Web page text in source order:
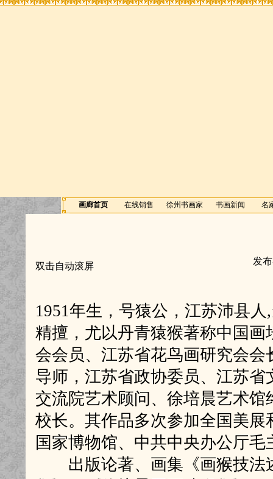
画廊首页 在线销售 徐州书画家 书画新闻 名
双击自动滚屏 发
1951年生，号猿公，江苏沛县
精擅，尤以丹青猿猴著称中国
会会员、江苏省花鸟画研究会
导师，江苏省政协委员、江苏
交流院艺术顾问、徐培晨艺术
校长。其作品多次参加全国美
国家博物馆、中共中央办公厅
出版论著、画集《画猴技法